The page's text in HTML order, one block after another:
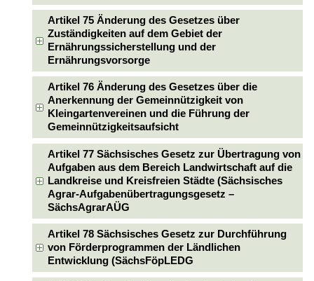
Artikel 75 Änderung des Gesetzes über
Zuständigkeiten auf dem Gebiet der
Ernährungssicherstellung und der
Ernährungsvorsorge
Artikel 76 Änderung des Gesetzes über die
Anerkennung der Gemeinnützigkeit von
Kleingartenvereinen und die Führung der
Gemeinnützigkeitsaufsicht
Artikel 77 Sächsisches Gesetz zur Übertragung von
Aufgaben aus dem Bereich Landwirtschaft auf die
Landkreise und Kreisfreien Städte (Sächsisches
Agrar-Aufgabenübertragungsgesetz –
SächsAgrarAÜG
Artikel 78 Sächsisches Gesetz zur Durchführung
von Förderprogrammen der Ländlichen
Entwicklung (SächsFöpLEDG